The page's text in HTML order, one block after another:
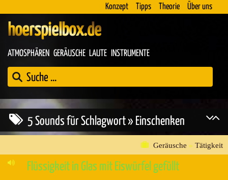
Konzept Tipps Theorie Über uns
hoerspielbox.de
ATMOSPHÄREN GERÄUSCHE LAUTE INSTRUMENTE
5 Sounds für Schlagwort » Einschenken
Geräusche » Tätigkeit
Flüssigkeit in Glas mit Eiswürfel gefüllt